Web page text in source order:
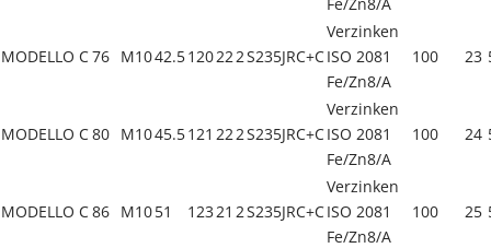
MODELLO C76 M1042.5120222S235JRC+C
Verzinken
ISO 2081
Fe/Zn8/A
100 23
MODELLO C80 M1045.5121 222S235JRC+C
Verzinken
ISO 2081
Fe/Zn8/A
100 24
MODELLO C86 M1051 12321 2S235JRC+C
Verzinken
ISO 2081
Fe/Zn8/A
100 25